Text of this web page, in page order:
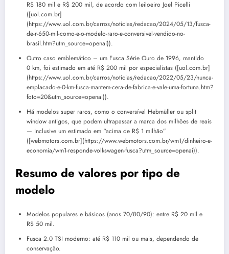
R$ 180 mil e R$ 200 mil, de acordo com leiloeiro Joel Picelli
([uol.com.br]
(https://www.uol.com.br/carros/noticias/redacao/2024/05/13/fusca-
de-r-650-mil-como-e-o-modelo-raro-e-conversivel-vendido-no-
brasil.htm?utm_source=openai)).
Outro caso emblemático – um Fusca Série Ouro de 1996, mantido
0 km, foi estimado em até R$ 200 mil por especialistas ([uol.com.br]
(https://www.uol.com.br/carros/noticias/redacao/2022/05/23/nunca-
emplacado-e-0-km-fusca-mantem-cera-de-fabrica-e-vale-uma-fortuna.htm?
foto=20&utm_source=openai)).
Há modelos super raros, como o conversível Hebmüller ou split
window antigos, que podem ultrapassar a marca dos milhões de reais
— inclusive um estimado em “acima de R$ 1 milhão”
([webmotors.com.br](https://www.webmotors.com.br/wm1/dinheiro-e-
economia/wm1-responde-volkswagen-fusca?utm_source=openai)).
Resumo de valores por tipo de
modelo
Modelos populares e básicos (anos 70/80/90): entre R$ 20 mil e
R$ 50 mil.
Fusca 2.0 TSI moderno: até R$ 110 mil ou mais, dependendo de
conservação.